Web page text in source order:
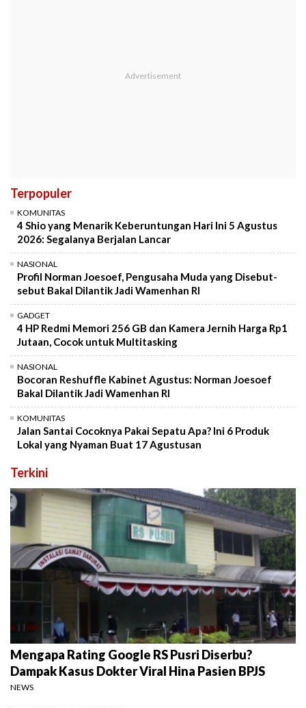
Terpopuler
KOMUNITAS
4 Shio yang Menarik Keberuntungan Hari Ini 5 Agustus
2026: Segalanya Berjalan Lancar
NASIONAL
Profil Norman Joesoef, Pengusaha Muda yang Disebut-
sebut Bakal Dilantik Jadi Wamenhan RI
GADGET
4 HP Redmi Memori 256 GB dan Kamera Jernih Harga Rp1
Jutaan, Cocok untuk Multitasking
NASIONAL
Bocoran Reshuffle Kabinet Agustus: Norman Joesoef
Bakal Dilantik Jadi Wamenhan RI
KOMUNITAS
Jalan Santai Cocoknya Pakai Sepatu Apa? Ini 6 Produk
Lokal yang Nyaman Buat 17 Agustusan
Terkini
Mengapa Rating Google RS Pusri Diserbu?
Dampak Kasus Dokter Viral Hina Pasien BPJS
NEWS